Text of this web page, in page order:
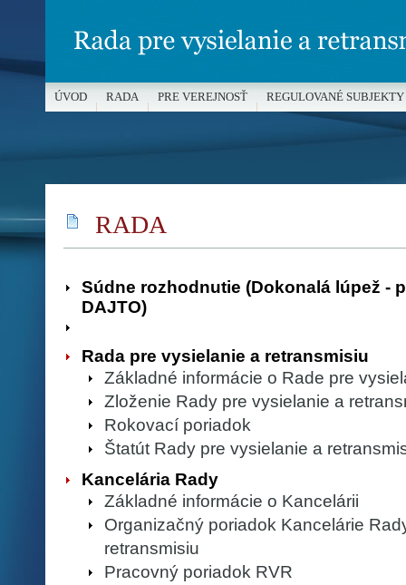
RADA
Súdne rozhodnutie (Dokonalá lúpež -
DAJTO)
Rada pre vysielanie a retransmisiu
Základné informácie o Rade pre
Zloženie Rady pre vysielanie a
Rokovací poriadok
Štatút Rady pre vysielanie a
Kancelária Rady
Základné informácie o Kancelárii
Organizačný poriadok Kancelárie
retransmisiu
Pracovný poriadok RVR
ÚVOD RADA PRE VEREJNOSŤ REGULOVANÉ SUBJEKTY